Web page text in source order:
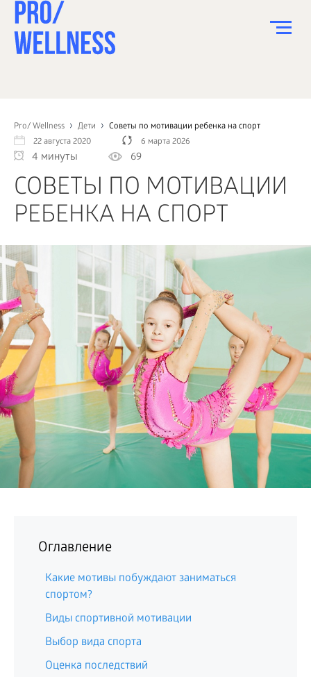
Pro/ Wellness Дети
Советы по мотивации ребенка на спорт
22 августа 2020
6 марта 2026
4 минуты 69
СОВЕТЫ ПО МОТИВАЦИИ
РЕБЕНКА НА СПОРТ
Оглавление
Какие мотивы побуждают заниматься
спортом?
Виды спортивной мотивации
Выбор вида спорта
Оценка последствий
СПОРТ
ЗДОРОВЬЕ
КРАСОТА
ПСИХОЛОГИЯ
КАК?
БИЗНЕС